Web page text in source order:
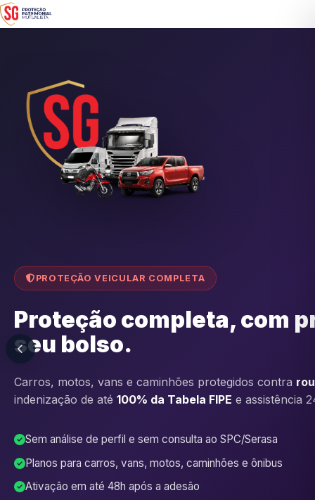
PROTEÇÃO VEICULAR COMPLETA
Proteção completa, com
seu bolso.
Carros, motos, vans e caminhões protegidos contra
indenização de até 100% da Tabela FIPE e assistência
Sem análise de perfil e sem consulta ao SPC/Serasa
Planos para carros, vans, motos, caminhões e ônibus
Ativação em até 48h após a adesão